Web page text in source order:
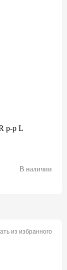
р-р L
В наличии
из избранного